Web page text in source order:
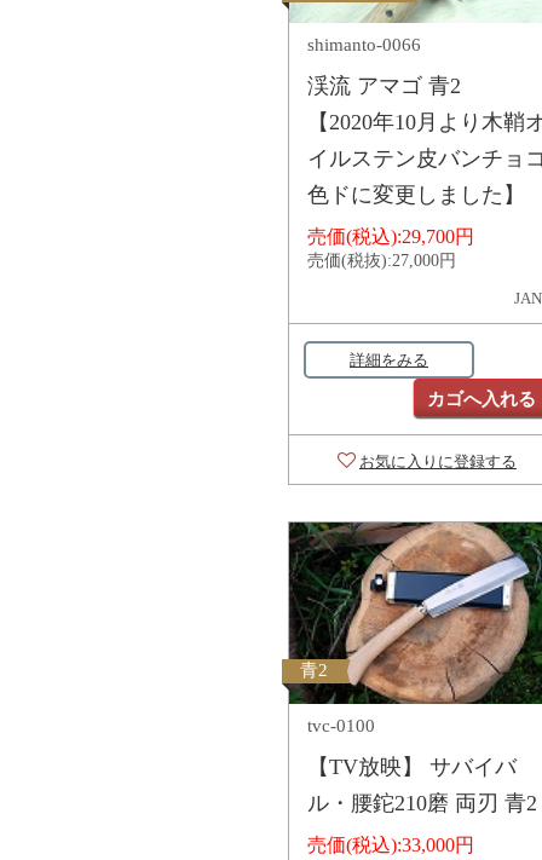
shimanto-0066
渓流 アマゴ 青2
【2020年10月より木鞘
イルステン皮バンチョ
色ドに変更しました】
売価(税込):29,700円
売価(税抜):27,000円
詳細をみる
カゴへ入れる
お気に入りに登録する
青2
tvc-0100
【TV放映】 サバイバ
ル・腰鉈210磨 両刃 青2
売価(税込):33,000円